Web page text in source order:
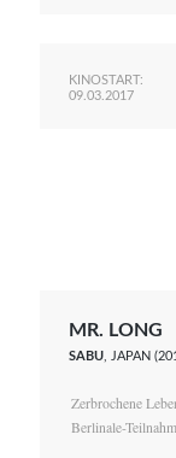
KINOSTART:
09.03.2017
MR. LONG
SABU, JAPAN
Zerbrochene
Berlinale-